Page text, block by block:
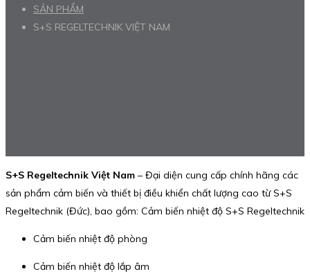
SẢN PHẨM
S+S REGELTECHNIK VIỆT NAM
S+S Regeltechnik Việt Nam – Đại diện cung cấp chính hãng các
sản phẩm cảm biến và thiết bị điều khiển chất lượng cao từ S+S
Regeltechnik (Đức), bao gồm: Cảm biến nhiệt độ S+S Regeltechnik
Cảm biến nhiệt độ phòng
Cảm biến nhiệt độ lắp âm